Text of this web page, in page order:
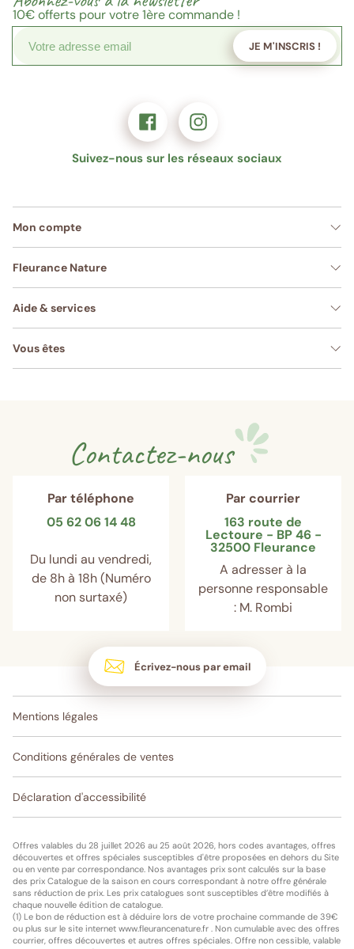
10€offerts pour votre 1ère commande !
JE M'INSCRIS !
Suivez-nous sur les réseaux sociaux
Mon compte
Fleurance Nature
Aide & services
Vous êtes
Contactez-nous
Par téléphone
05 62 06 14 48
Du lundi au vendredi,
de 8h à 18h (Numéro
non surtaxé)
Par courrier
163 route de
Lectoure - BP 46 -
32500 Fleurance
A adresser à la
personne responsable
: M. Rombi
Écrivez-nous par email
Mentions légales
Conditions générales de ventes
Déclaration d'accessibilité
Offres valables du 28 juillet 2026 au 25 août 2026, hors codes avantages, offres
découvertes et offres spéciales susceptibles d'être proposées en dehors du Site
ou en vente par correspondance. Nos avantages prix sont calculés sur la base
des prix Catalogue de la saison en cours correspondant à notre offre générale
sans réduction de prix. Les prix catalogues sont susceptibles d’être modifiés à
chaque nouvelle édition de catalogue.
(1) Le bon de réduction est à déduire lors de votre prochaine commande de 39€
ou plus sur le site internet www.fleurancenature.fr . Non cumulable avec des offres
courrier, offres découvertes et autres offres spéciales. Offre non cessible, valable